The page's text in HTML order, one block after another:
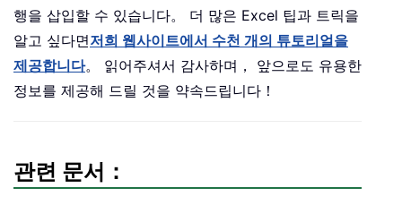
행을 삽입할 수 있습니다。 더 많은 Excel 팁과 트릭을
알고 싶다면저희 웹사이트에서 수천 개의 튜토리얼을
제공합니다。 읽어주셔서 감사하며， 앞으로도 유용한
정보를 제공해 드릴 것을 약속드립니다！
관련 문서：